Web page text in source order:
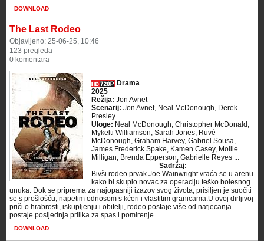
DOWNLOAD
The Last Rodeo
Objavljeno: 25-06-25, 10:46
123 pregleda
0 komentara
Drama
2025
Režija: Jon Avnet
Scenarij: Jon Avnet, Neal McDonough, Derek
Presley
Uloge: Neal McDonough, Christopher McDonald,
Mykelti Williamson, Sarah Jones, Ruvé
McDonough, Graham Harvey, Gabriel Sousa,
James Frederick Spake, Kamen Casey, Mollie
Milligan, Brenda Epperson, Gabrielle Reyes ...
Sadržaj:
Bivši rodeo prvak Joe Wainwright vraća se u arenu
kako bi skupio novac za operaciju teško bolesnog
unuka. Dok se priprema za najopasniji izazov svog života, prisiljen je suočiti
se s prošlošću, napetim odnosom s kćeri i vlastitim granicama.U ovoj dirljivoj
priči o hrabrosti, iskupljenju i obitelji, rodeo postaje više od natjecanja –
postaje posljednja prilika za spas i pomirenje. ...
DOWNLOAD